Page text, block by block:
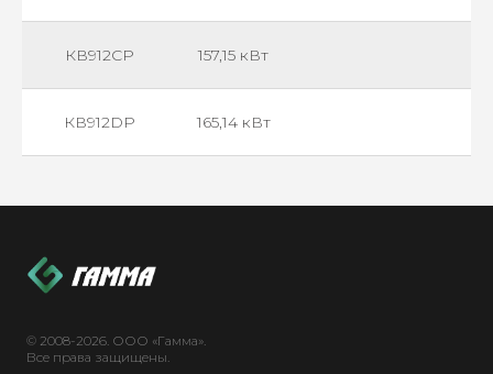
КВ912СР 157,15 кВт
КВ912DР 165,14 кВт
© 2008-2026. ООО «Гамма».
Все права защищены.